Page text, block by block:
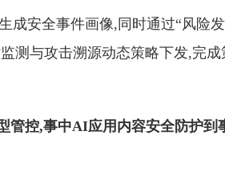
成安全事件画像,同时通过“风险
测与攻击溯源动态策略下发,完
管控,事中AI应用内容安全防护到